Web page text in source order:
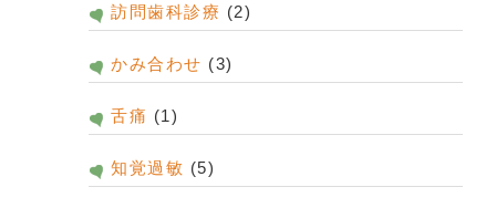
訪問歯科診療 (2)
かみ合わせ (3)
舌痛 (1)
知覚過敏 (5)